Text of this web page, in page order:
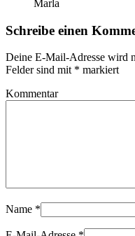
Marla
Schreibe einen
Deine E-Mail-Adresse wird
Felder sind mit * markiert
Kommentar
Name *